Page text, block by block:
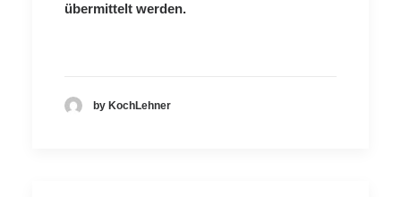
übermittelt werden.
by KochLehner